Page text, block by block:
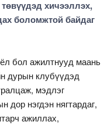
хичээллэх,
боломжтой байдаг
бол ажилтнууд маань
дурын клубүүдэд
мэдлэг
дор нэгдэн нягтардаг,
ажиллах,